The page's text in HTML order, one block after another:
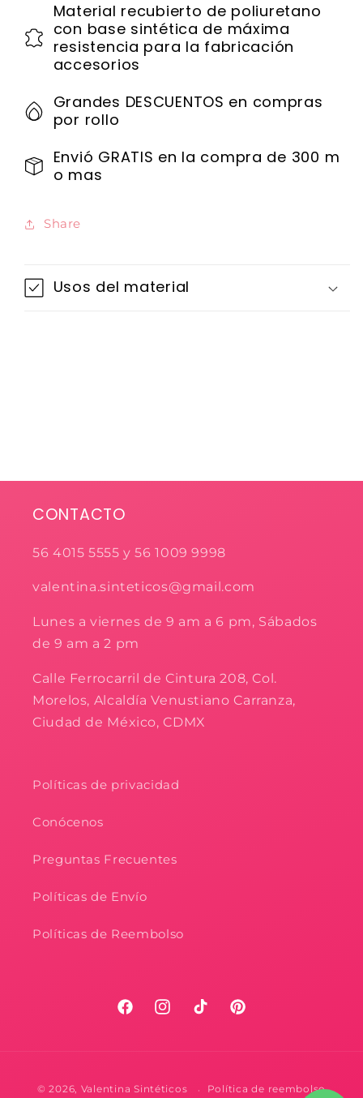
Material recubierto de poliuretano
con base sintética de máxima
resistencia para la fabricación
accesorios
Grandes DESCUENTOS en compras
por rollo
Envió GRATIS en la compra de 300 m
o mas
Share
Usos del material
CONTACTO
56 4015 5555 y 56 1009 9998
valentina.sinteticos@gmail.com
Lunes a viernes de 9 am a 6 pm, Sábados
de 9 am a 2 pm
Calle Ferrocarril de Cintura 208, Col.
Morelos, Alcaldía Venustiano Carranza,
Ciudad de México, CDMX
Políticas de privacidad
Conócenos
Preguntas Frecuentes
Políticas de Envío
Políticas de Reembolso
FacebookInstagramTikTokPinterest
© 2026, Valentina Sintéticos Política de reembolso